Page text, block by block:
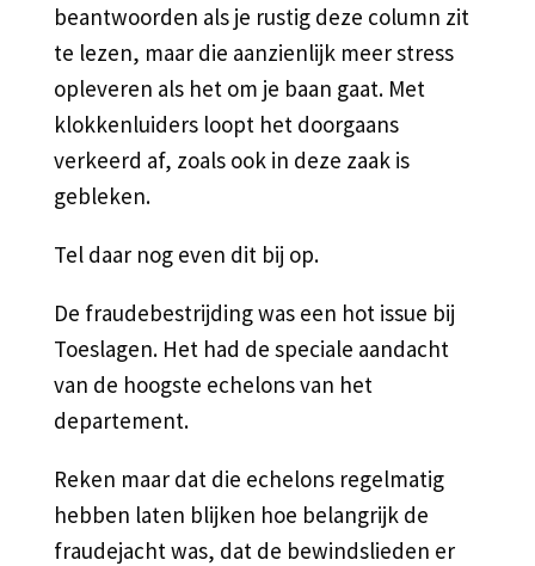
beantwoorden als je rustig deze column zit
te lezen, maar die aanzienlijk meer stress
opleveren als het om je baan gaat. Met
klokkenluiders loopt het doorgaans
verkeerd af, zoals ook in deze zaak is
gebleken.
Tel daar nog even dit bij op.
De fraudebestrijding was een hot issue bij
Toeslagen. Het had de speciale aandacht
van de hoogste echelons van het
departement.
Reken maar dat die echelons regelmatig
hebben laten blijken hoe belangrijk de
fraudejacht was, dat de bewindslieden er